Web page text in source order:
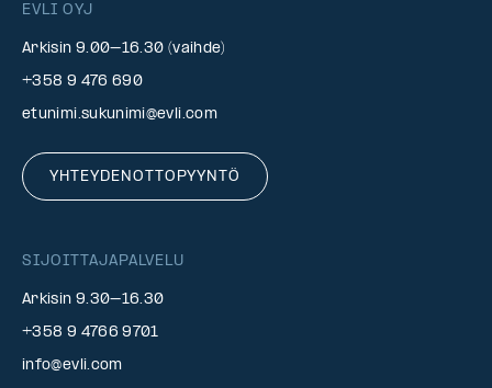
EVLI OYJ
Arkisin 9.00–16.30 (vaihde)
+358 9 476 690
etunimi.sukunimi@evli.com
YHTEYDENOTTOPYYNTÖ
SIJOITTAJAPALVELU
Arkisin 9.30–16.30
+358 9 4766 9701
info@evli.com